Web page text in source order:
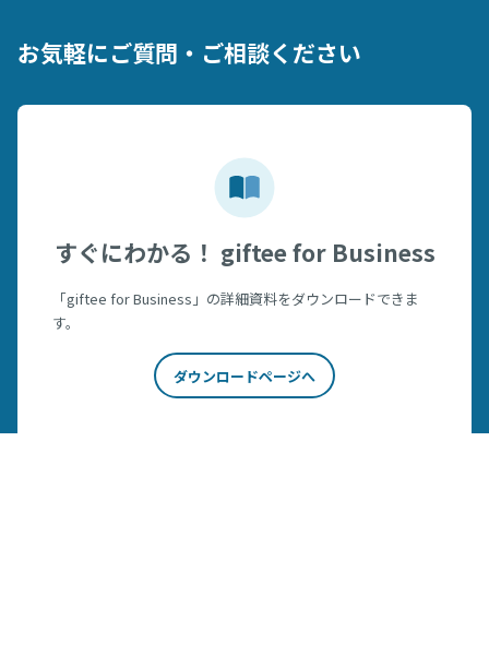
お気軽にご質問・ご相談ください
すぐにわかる！ giftee for Business
「giftee for Business」の詳細資料をダウンロードできま
す。
ダウンロードページへ